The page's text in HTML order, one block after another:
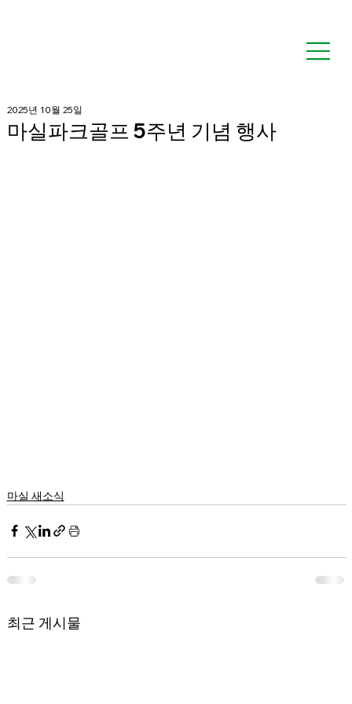
마실파크골프 5주년 기념 행사
2025년 10월 25일
마실 새소식
최근 게시물